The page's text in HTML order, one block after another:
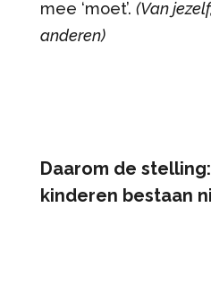
mee ‘moet’. (Van
anderen)
Daarom de
kinderen bestaan